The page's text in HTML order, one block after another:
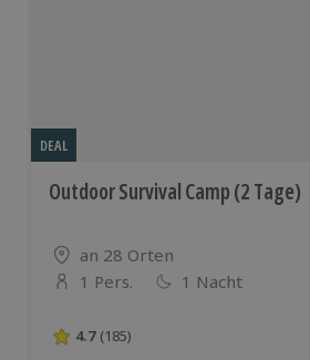
DEAL
Outdoor Survival Camp (2 Tage)
Standort
an 28 Orten
Anzahl der Teilnehmer
1 Pers. 1 Nacht
4.7 von 5 Sternen basierend
4.7 (185)